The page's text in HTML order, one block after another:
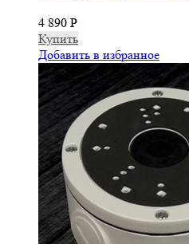
4 890 Р
Купить
Добавить в избранное